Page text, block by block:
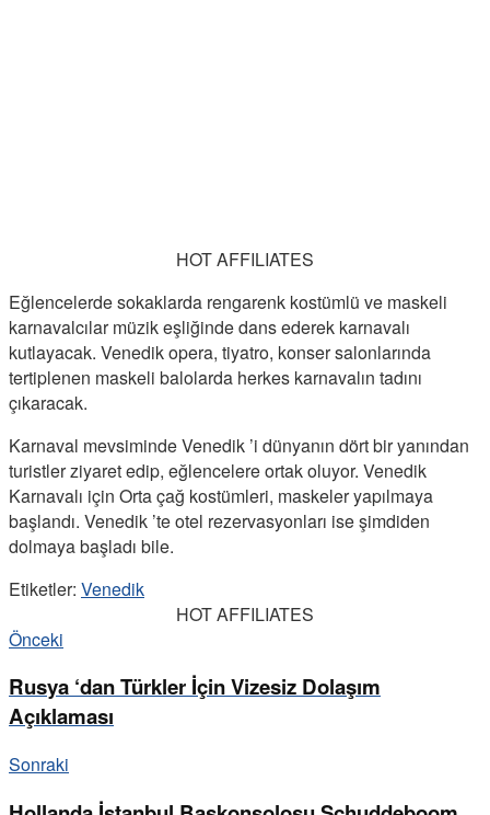
HOT AFFILIATES
Eğlencelerde sokaklarda rengarenk kostümlü ve maskeli
karnavalcılar müzik eşliğinde dans ederek karnavalı
kutlayacak. Venedik opera, tiyatro, konser salonlarında
tertiplenen maskeli balolarda herkes karnavalın tadını
çıkaracak.
Karnaval mevsiminde Venedik ’i dünyanın dört bir yanından
turistler ziyaret edip, eğlencelere ortak oluyor. Venedik
Karnavalı için Orta çağ kostümleri, maskeler yapılmaya
başlandı. Venedik ’te otel rezervasyonları ise şimdiden
dolmaya başladı bile.
Etiketler: Venedik
HOT AFFILIATES
Önceki
Rusya ‘dan Türkler İçin Vizesiz Dolaşım
Açıklaması
Sonraki